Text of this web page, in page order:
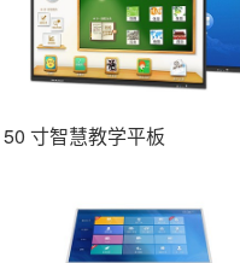
50 寸智慧教学平板